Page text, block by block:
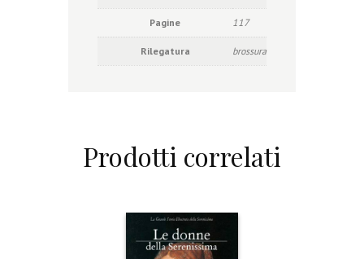
Pagine 117
Rilegatura brossura
Prodotti correlati